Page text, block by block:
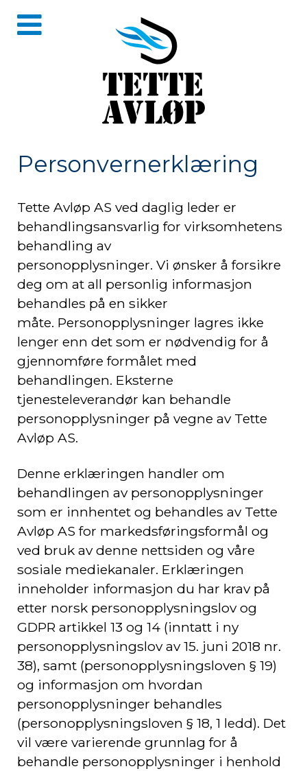
Personvernerklæring
Tette Avløp AS ved daglig leder er
behandlingsansvarlig for virksomhetens
behandling av
personopplysninger. Vi ønsker å forsikre
deg om at all personlig informasjon
behandles på en sikker
måte. Personopplysninger lagres ikke
lenger enn det som er nødvendig for å
gjennomføre formålet med
behandlingen. Eksterne
tjenesteleverandør kan behandle
personopplysninger på vegne av Tette
Avløp AS.
Denne erklæringen handler om
behandlingen av personopplysninger
som er innhentet og behandles av Tette
Avløp AS for markedsføringsformål og
ved bruk av denne nettsiden og våre
sosiale mediekanaler. Erklæringen
inneholder informasjon du har krav på
etter norsk personopplysningslov og
GDPR artikkel 13 og 14 (inntatt i ny
personopplysningslov av 15. juni 2018 nr.
38), samt (personopplysningsloven § 19)
og informasjon om hvordan
personopplysninger behandles
(personopplysningsloven § 18, 1 ledd). Det
vil være varierende grunnlag for å
behandle personopplysninger i henhold